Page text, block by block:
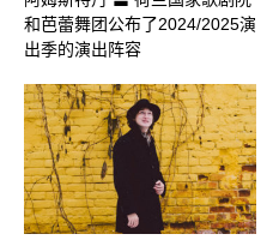
和芭蕾舞团公布了2024/2025演
出季的演出阵容